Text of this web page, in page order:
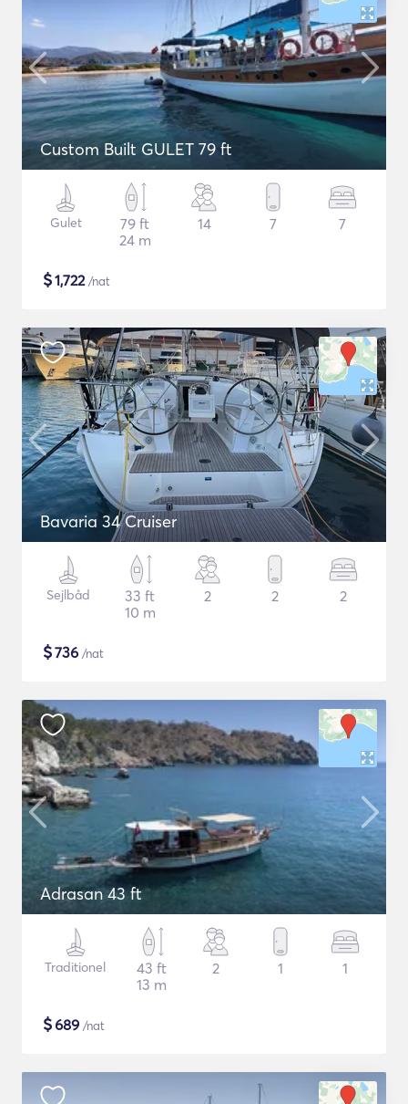
Custom Built GULET 79 ft
Gulet
79 ft
24 m
14 7 7
$1,722/nat
Bavaria 34 Cruiser
Sejlbåd
33 ft
10 m
2 2 2
$736 /nat
Adrasan 43 ft
Traditionel
43 ft
13 m
2 1 1
$689 /nat